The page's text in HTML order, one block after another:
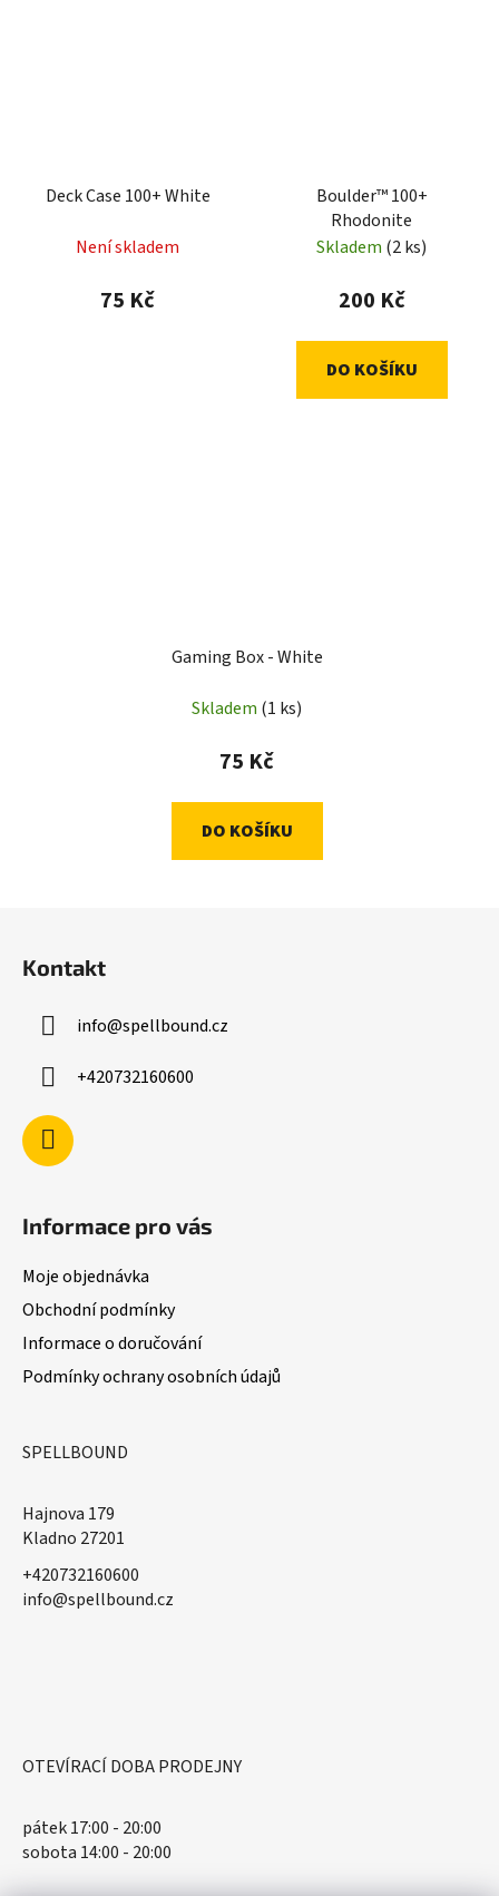
Deck Case 100+ White
Není skladem
75 Kč
Boulder™ 100+
Rhodonite
Skladem (2 ks)
200 Kč
DO KOŠÍKU
Gaming Box - White
Skladem (1 ks)
75 Kč
DO KOŠÍKU
Kontakt
info@spellbound.cz
+420732160600
Informace pro vás
Moje objednávka
Obchodní podmínky
Informace o doručování
Podmínky ochrany osobních údajů
SPELLBOUND
Hajnova 179
Kladno 27201
+420732160600
​info@spellbound.cz
OTEVÍRACÍ DOBA PRODEJNY
pátek 17:00 - 20:00
sobota 14:00 - 20:00